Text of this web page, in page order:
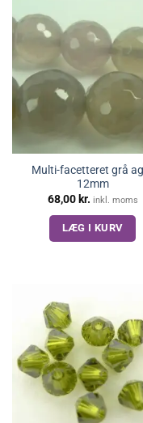
Multi-facetteret grå
12mm
68,00 kr. inkl. moms
LÆG I KURV